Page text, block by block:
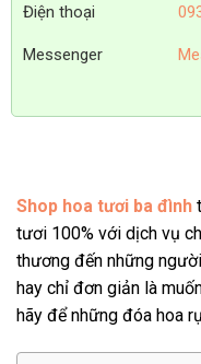
Điện thoại
Messenger
Shop hoa tươi ba đình
tươi 100% với dịch vụ
thương đến những
hay chỉ đơn giản là
hãy để những đóa hoa